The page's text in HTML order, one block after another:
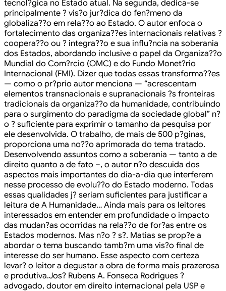
tecnol?gica no Estado atual. Na segunda, dedica-se
principalmente ? vis?o jur?dica do fen?meno da
globaliza??o em rela??o ao Estado. O autor enfoca o
fortalecimento das organiza??es internacionais relativas ?
coopera??o ou ? integra??o e sua influ?ncia na soberania
dos Estados, abordando inclusive o papel da Organiza??o
Mundial do Com?rcio (OMC) e do Fundo Monet?rio
Internacional (FMI). Dizer que todas essas transforma??es
— como o pr?prio autor menciona — “acrescentam
elementos transnacionais e supranacionais ?s fronteiras
tradicionais da organiza??o da humanidade, contribuindo
para o surgimento do paradigma da sociedade global” n?
o ? suficiente para exprimir o tamanho da pesquisa por
ele desenvolvida. O trabalho, de mais de 500 p?ginas,
proporciona uma no??o aprimorada do tema tratado.
Desenvolvendo assuntos como a soberania — tanto a de
direito quanto a de fato –, o autor n?o descuida dos
aspectos mais importantes do dia-a-dia que interferem
nesse processo de evolu??o do Estado moderno. Todas
essas qualidades j? seriam suficientes para justificar a
leitura de A Humanidade… Ainda mais para os leitores
interessados em entender em profundidade o impacto
das mudan?as ocorridas na rela??o de for?as entre os
Estados modernos. Mas n?o ? s?. Matias se prop?e a
abordar o tema buscando tamb?m uma vis?o final de
interesse do ser humano. Esse aspecto com certeza
levar? o leitor a degustar a obra de forma mais prazerosa
e produtiva.Jos? Rubens A. Fonseca Rodrigues ?
advogado, doutor em direito internacional pela USP e